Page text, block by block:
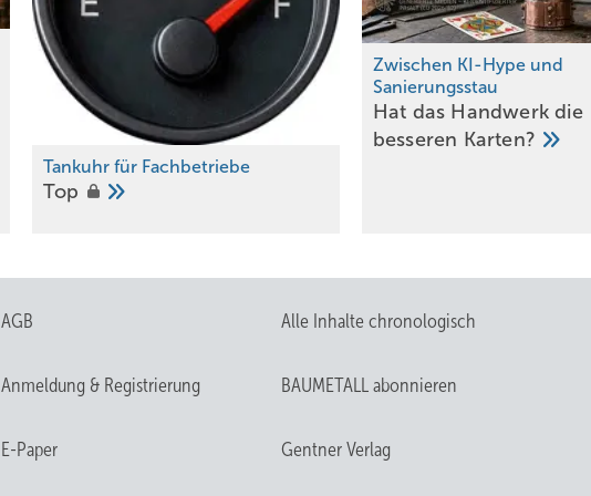
Bild: Rimex Metals
Tankuhr für Fachbetriebe
Top
Zwischen KI-Hype und
Sanierungsstau
Hat das Handwerk die
besseren Karten?
AGB Alle Inhalte chronologisch
Anmeldung & Registrierung BAUMETALL abonnieren
E-Paper Gentner Verlag